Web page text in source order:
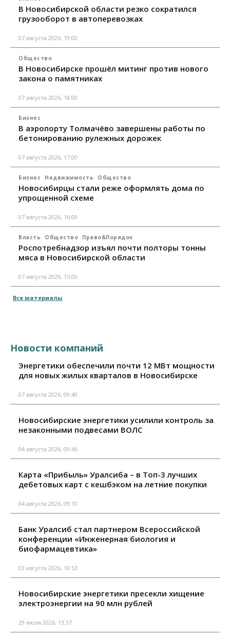
В Новосибирской области резко сократился
грузооборот в автоперевозках
07 августа 2026, 19:00
Общество
В Новосибирске прошёл митинг против нового
закона о памятниках
07 августа 2026, 18:00
Бизнес
В аэропорту Толмачёво завершены работы по
бетонированию рулежных дорожек
07 августа 2026, 17:00
Бизнес Недвижимость Общество
Новосибирцы стали реже оформлять дома по
упрощенной схеме
07 августа 2026, 16:00
Власть Общество Право&Порядок
Роспотребнадзор изъял почти полторы тонны
мяса в Новосибирской области
07 августа 2026, 15:00
Все материалы
Новости компаний
Энергетики обеспечили почти 12 МВт мощности
для новых жилых кварталов в Новосибирске
07 августа 2026, 09:40
Новосибирские энергетики усилили контроль за
незаконными подвесами ВОЛС
04 августа 2026, 09:46
Карта «Прибыль» Уралсиба – в Топ-3 лучших
дебетовых карт с кешбэком на летние покупки
04 августа 2026, 09:10
Банк Уралсиб стал партнером Всероссийской
конференции «Инженерная биология и
биофармацевтика»
03 августа 2026, 10:53
Новосибирские энергетики пресекли хищение
электроэнергии на 90 млн рублей
29 июля 2026, 13:37